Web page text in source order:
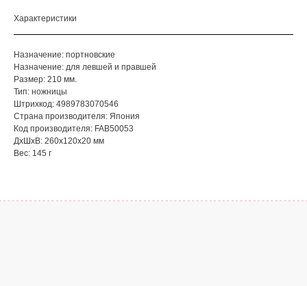
Характеристики
Назначение: портновские
Назначение: для левшей и правшей
Размер: 210 мм.
Тип: ножницы
Штрихкод: 4989783070546
Страна производителя: Япония
Код производителя: FAB50053
ДxШxВ: 260x120x20 мм
Вес: 145 г